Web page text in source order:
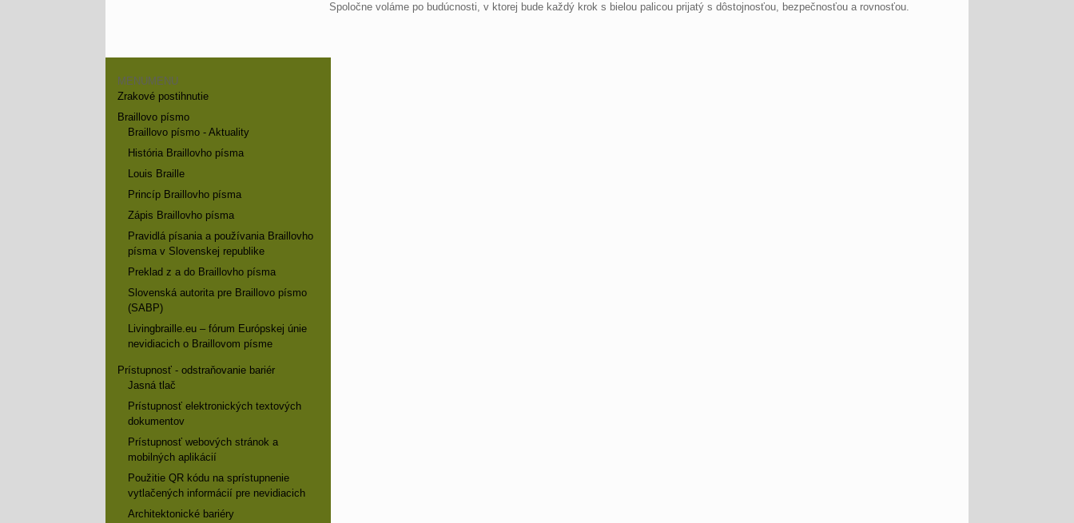
Spoločne voláme po budúcnosti, v ktorej bude každý krok s bielou palicou prijatý s dôstojnosťou, bezpečnosťou a rovnosťou.
MENUMENU
Zrakové postihnutie
Braillovo písmo
Braillovo písmo - Aktuality
História Braillovho písma
Louis Braille
Princíp Braillovho písma
Zápis Braillovho písma
Pravidlá písania a používania Braillovho
písma v Slovenskej republike
Preklad z a do Braillovho písma
Slovenská autorita pre Braillovo písmo
(SABP)
Livingbraille.eu – fórum Európskej únie
nevidiacich o Braillovom písme
Prístupnosť - odstraňovanie bariér
Jasná tlač
Prístupnosť elektronických textových
dokumentov
Prístupnosť webových stránok a
mobilných aplikácií
Použitie QR kódu na sprístupnenie
vytlačených informácií pre nevidiacich
Architektonické bariéry